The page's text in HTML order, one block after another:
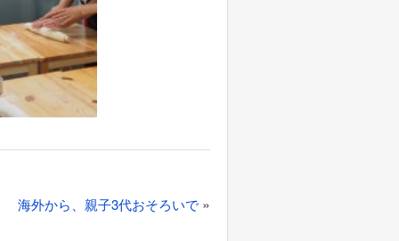
海外から、親子3代おそろいで»